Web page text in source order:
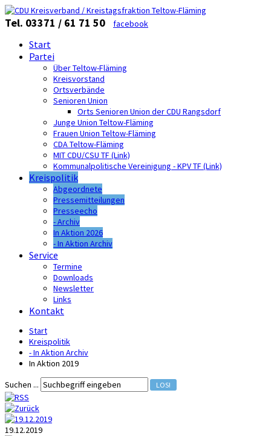
Tel. 03371 / 61 71 50 facebook
Start
Partei
Über Teltow-Fläming
Kreisvorstand
Ortsverbände
Senioren Union
Orts Senioren Union der CDU Rangsdorf
Junge Union Teltow-Fläming
Frauen Union Teltow-Fläming
CDA Teltow-Fläming
MIT CDU/CSU TF (Link)
Kommunalpolitische Vereinigung - KPV TF (Link)
Kreispolitik
Abgeordnete
Pressemitteilungen
Presseecho
- Archiv
In Aktion 2026
- In Aktion Archiv
Service
Termine
Downloads
Newsletter
Links
Kontakt
Start
Kreispolitik
- In Aktion Archiv
In Aktion 2019
Suchen ...
LOS!
19.12.2019